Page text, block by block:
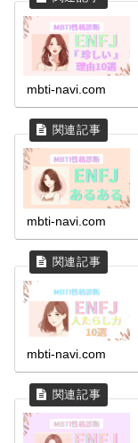
mbti-navi.com
mbti-navi.com
mbti-navi.com